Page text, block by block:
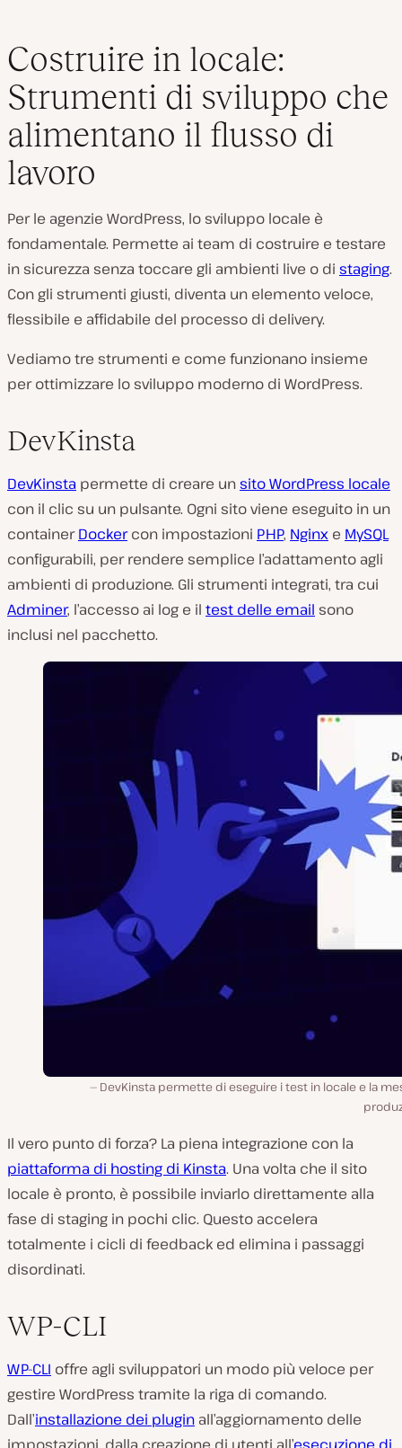
Costruire in locale:
Strumenti di sviluppo che
alimentano il flusso di
lavoro
Per le agenzie WordPress, lo sviluppo locale è
fondamentale. Permette ai team di costruire e testare
in sicurezza senza toccare gli ambienti live o di staging.
Con gli strumenti giusti, diventa un elemento veloce,
flessibile e affidabile del processo di delivery.
Vediamo tre strumenti e come funzionano insieme
per ottimizzare lo sviluppo moderno di WordPress.
DevKinsta
DevKinsta permette di creare unsito WordPress locale
con il clic su un pulsante. Ogni sito viene eseguito in un
containerDockercon impostazioni PHP, Nginx e MySQL
configurabili, per rendere semplice l’adattamento agli
ambienti di produzione. Gli strumenti integrati, tra cui
Adminer, l’accesso ai log e il test delle email sono
inclusi nel pacchetto.
DevKinsta permette di eseguire i test in locale e la
Il vero punto di forza? La piena integrazione con la
piattaforma di hosting di Kinsta. Una volta che il sito
locale è pronto, è possibile inviarlo direttamente alla
fase di staging in pochi clic. Questo accelera
totalmente i cicli di feedback ed elimina i passaggi
disordinati.
WP-CLI
WP-CLI offre agli sviluppatori un modo più veloce per
gestire WordPress tramite la riga di comando.
Dall’installazione dei plugin all’aggiornamento delle